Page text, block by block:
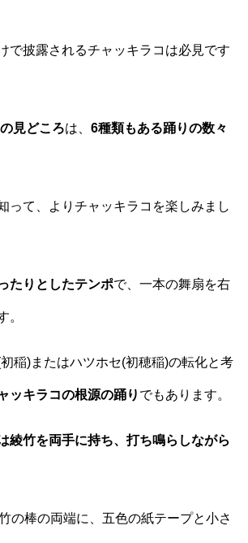
で披露されるチャッキラコは必見です
見どころは、 6種類もある踊りの数々
って、よりチャッキラコを楽しみまし
たりとしたテンポで、一本の舞扇を右
。
稲)またはハツホセ(初穂稲)の転化と考
ッキラコの根源の踊り でもあります。
綾竹を両手に持ち、打ち鳴らしながら
の棒の両端に、五色の紙テープと小さ